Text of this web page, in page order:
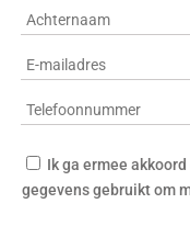
Ik ga ermee
gegevens gebruikt om